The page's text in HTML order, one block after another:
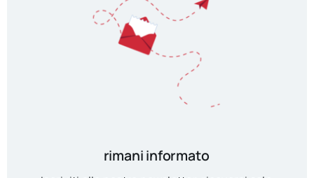
rimani informato